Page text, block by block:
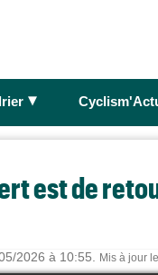
►
est de
2026 à 10:55. Mis à jour